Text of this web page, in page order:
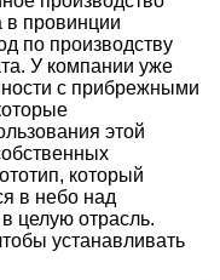
в провинции
по производству
У компании уже
с прибрежными
этой
который
в небо над
целую отрасль.
устанавливать